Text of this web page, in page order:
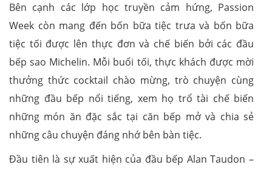
Bên cạnh các lớp học truyền cảm hứng, Passion
Week còn mang đến bốn bữa tiệc trưa và bốn bữa
tiệc tối được lên thực đơn và chế biến bởi các đầu
bếp sao Michelin. Mỗi buổi tối, thực khách được mời
thưởng thức cocktail chào mừng, trò chuyện cùng
những đầu bếp nổi tiếng, xem họ trổ tài chế biến
những món ăn đặc sắc tại căn bếp mở và chia sẻ
những câu chuyện đáng nhớ bên bàn tiệc.
Đầu tiên là sự xuất hiện của đầu bếp Alan Taudon –